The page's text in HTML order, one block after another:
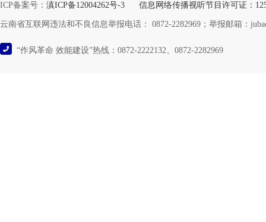
ICP备案号： 滇ICP备12004262号-3 信息网络传播视听节目许可证：
云南省互联网违法和不良信息举报电话： 0872-2282969；举报邮箱：
“作风革命 效能建设”热线：0872-2222132、0872-2282969